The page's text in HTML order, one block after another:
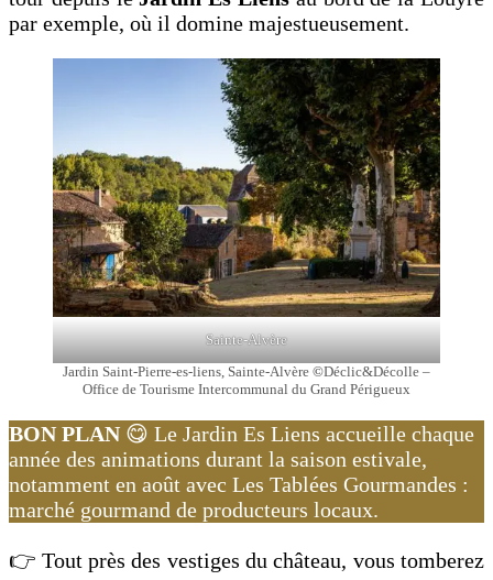
par exemple, où il domine majestueusement.
Sainte-Alvère
Jardin Saint-Pierre-es-liens, Sainte-Alvère ©Déclic&Décolle –
Office de Tourisme Intercommunal du Grand Périgueux
BON PLAN😋 Le Jardin Es Liens accueille chaque
année des animations durant la saison estivale,
notamment en août avec Les Tablées Gourmandes :
marché gourmand de producteurs locaux.
👉 Tout près des vestiges du château, vous tomberez